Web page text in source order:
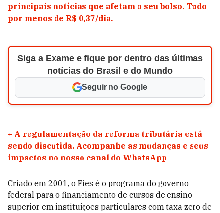
principais notícias que afetam o seu bolso. Tudo
por menos de R$ 0,37/dia.
Siga a Exame e fique por dentro das últimas
notícias do Brasil e do Mundo
Seguir no Google
+ A regulamentação da reforma tributária está
sendo discutida. Acompanhe as mudanças e seus
impactos no nosso canal do WhatsApp
Criado em 2001, o Fies é o programa do governo
federal para o financiamento de cursos de ensino
superior em instituições particulares com taxa zero de